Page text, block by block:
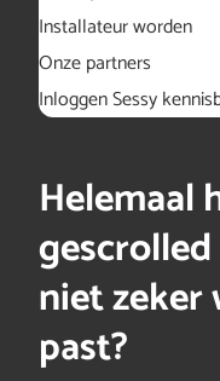
Installateur worden
Onze partners
Inloggen Sessy
Helemaal
niet zeker
past?